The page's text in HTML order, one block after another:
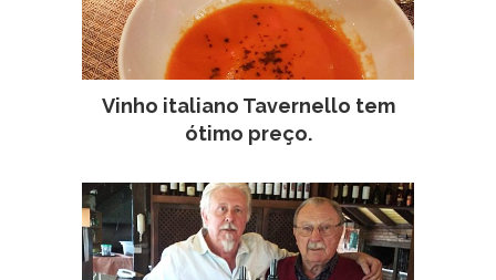
Vinho italiano Tavernello tem
ótimo preço.